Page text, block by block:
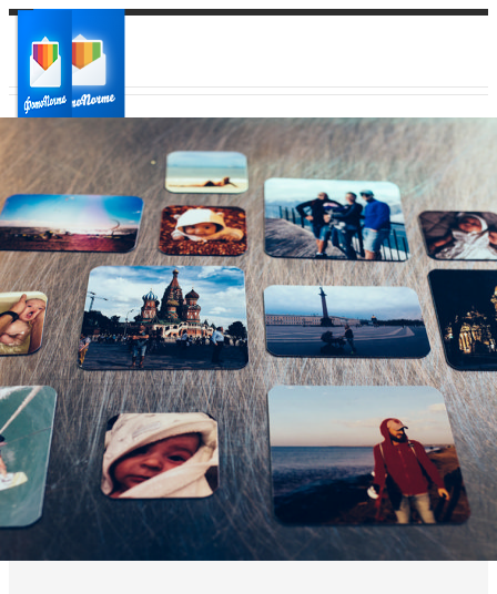
Ваш город:
Ваш регион доставки
Выберите из списка: